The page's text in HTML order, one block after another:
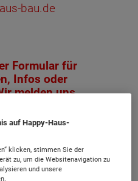
bau.de
Formular für
Infos oder
melden uns
auf Happy-Haus-
klicken, stimmen Sie der
zu, um die Websitenavigation zu
und unsere